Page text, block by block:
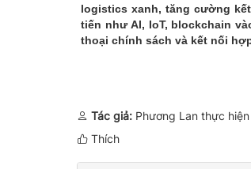
logistics xanh, tăng cường
tiến như AI, IoT, blockchain
thoại chính sách và kết nối
Tác giả: Phương Lan thực hiện
Thích